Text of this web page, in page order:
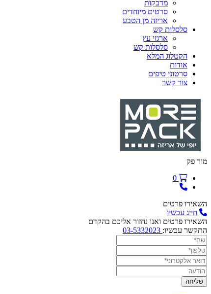
מדבקות
סרטים מיוחדים
אריזה מן הטבע
סלסלות קש
ארגזי עץ
סלסלות קש
הקטלוג המלא
אודות
סרטוני טיפים
צור קשר
מור פק
0
השאירו פרטים
חייג עכשיו
השאירו פרטים ואנו נחזור אליכם בהקדם
התקשר עכשיו: